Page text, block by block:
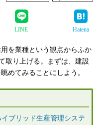
LINE Hatena
を業種という観点からふか
取り上げる。まずは、建設
めてみることにしよう。
イブリッド生産管理システ